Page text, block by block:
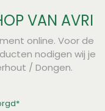
VAN AVRI
online. Voor de
nodigen wij je
/ Dongen.